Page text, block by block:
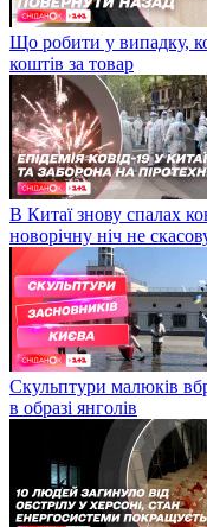
Що робити у випадку,
коштів за товар
В Китаї знову спалах
новорічну ніч не
Скульптури малюків
в образі янголів